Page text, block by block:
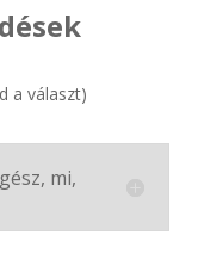
a választ)
mi,